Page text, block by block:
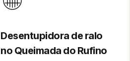
Desentupidora de ralo
no Queimada do Rufino